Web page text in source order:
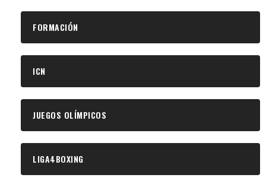
FORMACIÓN
ICN
JUEGOS OLÍMPICOS
LIGA4BOXING